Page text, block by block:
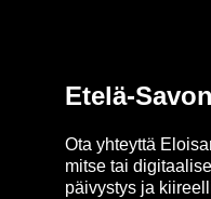
Etelä-​
Ota yh­teyt­tä
mit­se tai
päi­vys­tys ja